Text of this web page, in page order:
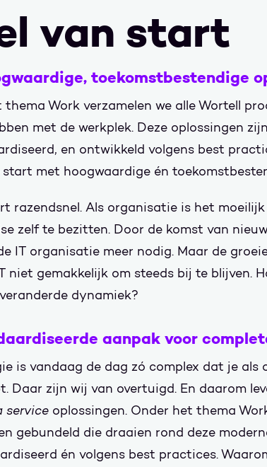
van start
toekomstbestendige
thema Work verzamelen we alle Wortell
met de werkplek. Deze oplossingen
en ontwikkeld volgens best
start met hoogwaardige én
razendsnel. Als organisatie is het
zelf te bezitten. Door de komst van
IT organisatie meer nodig. Maar de
niet gemakkelijk om steeds bij te blijven.
dynamiek?
aanpak voor
is vandaag de dag zó complex dat je
Daar zijn wij van overtuigd. En daarom
service oplossingen. Onder het thema
gebundeld die draaien rond deze
én volgens best practices.